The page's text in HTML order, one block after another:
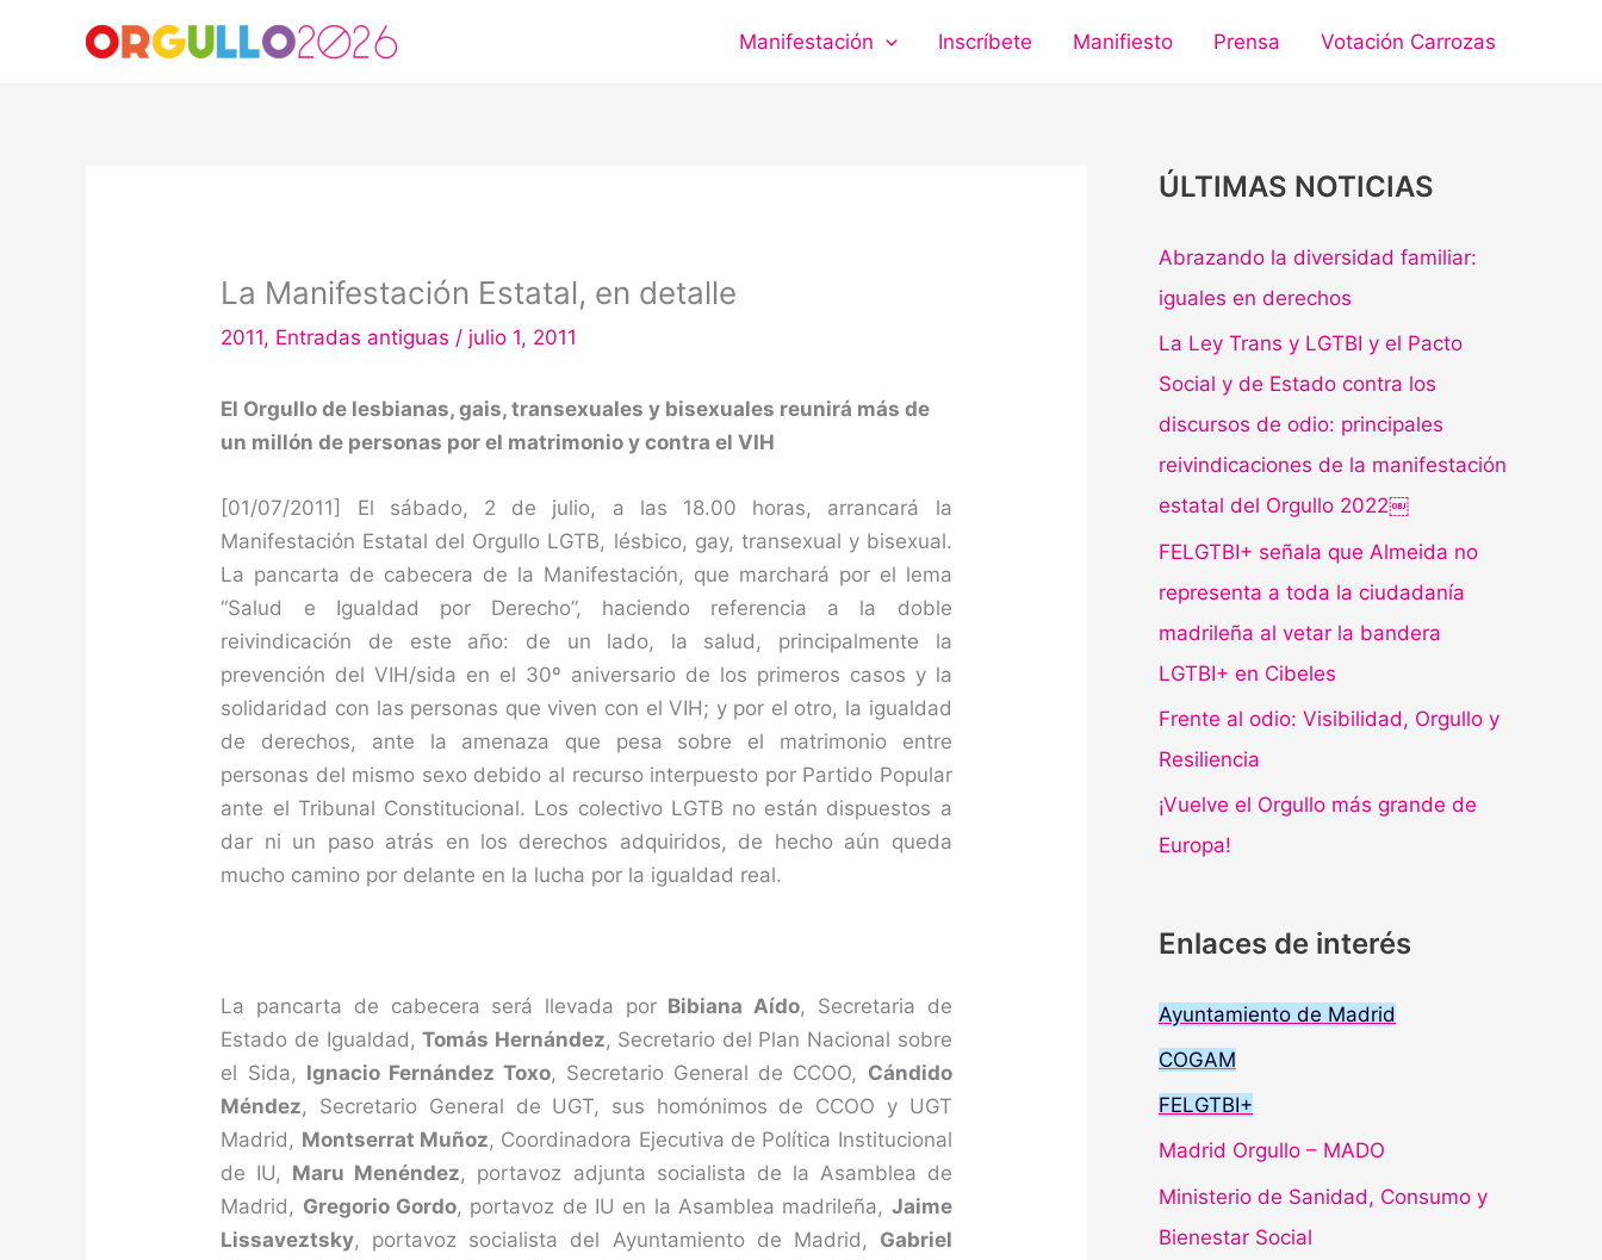
Manifestación Inscríbete Manifiesto Prensa Votación Carrozas
La Manifestación Estatal, en detalle
2011, Entradas antiguas / julio 1, 2011
El Orgullo de lesbianas, gais, transexuales y bisexuales reunirá más de
un millón de personas por el matrimonio y contra el VIH
[01/07/2011] El sábado, 2 de julio, a las 18.00 horas, arrancará la
Manifestación Estatal del Orgullo LGTB, lésbico, gay, transexual y bisexual.
La pancarta de cabecera de la Manifestación, que marchará por el lema
“Salud e Igualdad por Derecho”, haciendo referencia a la doble
reivindicación de este año: de un lado, la salud, principalmente la
prevención del VIH/sida en el 30º aniversario de los primeros casos y la
solidaridad con las personas que viven con el VIH; y por el otro, la igualdad
de derechos, ante la amenaza que pesa sobre el matrimonio entre
personas del mismo sexo debido al recurso interpuesto por Partido Popular
ante el Tribunal Constitucional. Los colectivo LGTB no están dispuestos a
dar ni un paso atrás en los derechos adquiridos, de hecho aún queda
mucho camino por delante en la lucha por la igualdad real.
La pancarta de cabecera será llevada por Bibiana Aído, Secretaria de
Estado de Igualdad,Tomás Hernández, Secretario del Plan Nacional sobre
el Sida, Ignacio Fernández Toxo, Secretario General de CCOO, Cándido
Méndez, Secretario General de UGT, sus homónimos de CCOO y UGT
Madrid, Montserrat Muñoz, Coordinadora Ejecutiva de Política Institucional
de IU, Maru Menéndez, portavoz adjunta socialista de la Asamblea de
Madrid, Gregorio Gordo, portavoz de IU en la Asamblea madrileña, Jaime
Lissaveztsky, portavoz socialista del Ayuntamiento de Madrid, Gabriel
ÚLTIMAS NOTICIAS
Abrazando la diversidad familiar:
iguales en derechos
La Ley Trans y LGTBI y el Pacto
Social y de Estado contra los
discursos de odio: principales
reivindicaciones de la manifestación
estatal del Orgullo 2022￼
FELGTBI+ señala que Almeida no
representa a toda la ciudadanía
madrileña al vetar la bandera
LGTBI+ en Cibeles
Frente al odio: Visibilidad, Orgullo y
Resiliencia
¡Vuelve el Orgullo más grande de
Europa!
Enlaces de interés
Ayuntamiento de Madrid
COGAM
FELGTBI+
Madrid Orgullo – MADO
Ministerio de Sanidad, Consumo y
Bienestar Social